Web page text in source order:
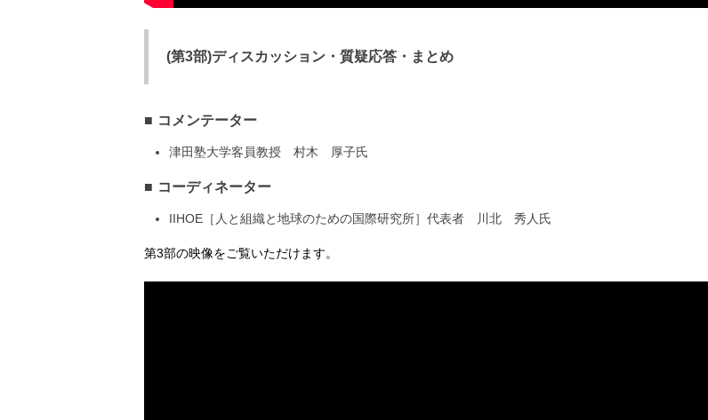
(第3部)ディスカッション・質疑応答・まとめ
コメンテーター
津田塾大学客員教授 村木 厚子氏
コーディネーター
IIHOE［人と組織と地球のための国際研究所］代表者 川北 秀人氏
第3部の映像をご覧いただけます。